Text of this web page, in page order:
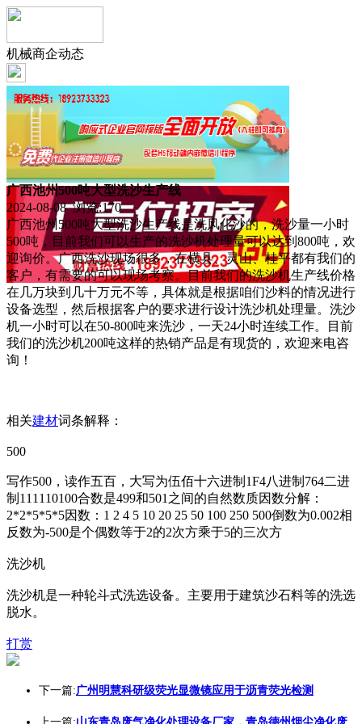
机械商企动态
广西池州500吨大型洗沙生产线
2024-08-08 浏览:170
广西池州500吨大型洗沙生产线是洗风化沙的，洗沙量一小时
500吨，目前我们可以生产的洗沙机处理量可以达到800吨，欢
迎询价。广西洗沙现场很多，在横县、灵山、桂平都有我们的
客户，有需要的可以现场考察。目前我们的洗沙机生产线价格
在几万块到几十万元不等，具体就是根据咱们沙料的情况进行
设备选型，然后根据客户的要求进行设计洗沙机处理量。洗沙
机一小时可以在50-800吨来洗沙，一天24小时连续工作。目前
我们的洗沙机200吨这样的热销产品是有现货的，欢迎来电咨
询！
相关建材词条解释：
500
写作500，读作五百，大写为伍佰十六进制1F4八进制764二进
制111110100合数是499和501之间的自然数质因数分解：
2*2*5*5*5因数：1 2 4 5 10 20 25 50 100 250 500倒数为0.002相
反数为-500是个偶数等于2的2次方乘于5的三次方
洗沙机
洗沙机是一种轮斗式洗选设备。主要用于建筑沙石料等的洗选
脱水。
打赏
下一篇:广州明慧科研级荧光显微镜应用于沥青荧光检测